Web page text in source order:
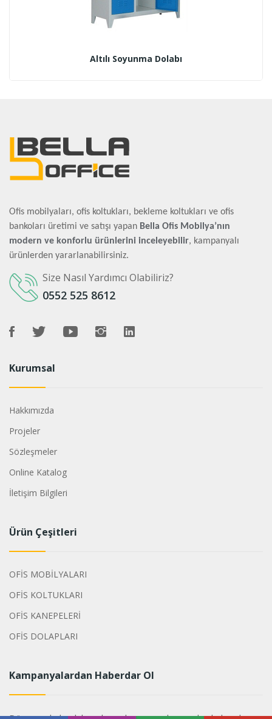
Altılı Soyunma Dolabı
Ofis mobilyaları, ofis koltukları, bekleme koltukları ve ofis
bankoları üretimi ve satışı yapan Bella Ofis Mobilya’nın
modern ve konforlu ürünlerini inceleyebilir, kampanyalı
ürünlerden yararlanabilirsiniz.
Size Nasıl Yardımcı Olabiliriz?
0552 525 8612
Kurumsal
Hakkımızda
Projeler
Sözleşmeler
Online Katalog
İletişim Bilgileri
Ürün Çeşitleri
OFİS MOBİLYALARI
OFİS KOLTUKLARI
OFİS KANEPELERİ
OFİS DOLAPLARI
Kampanyalardan Haberdar Ol